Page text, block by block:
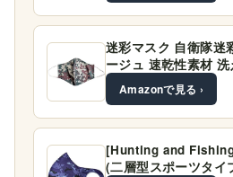
迷彩マスク 自衛隊迷
ージュ 速乾性素材
Amazonで見る ›
[Hunting and
(二層型スポーツタ